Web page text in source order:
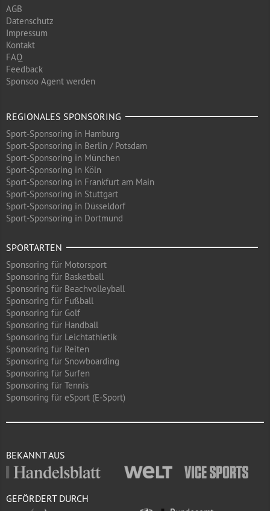
AGB
Datenschutz
Impressum
Kontakt
FAQ
Feedback
Sponsoo Agent werden
REGIONALES SPONSORING
Sport-Sponsoring in Hamburg
Sport-Sponsoring in Berlin / Potsdam
Sport-Sponsoring in München
Sport-Sponsoring in Köln
Sport-Sponsoring in Frankfurt am Main
Sport-Sponsoring in Stuttgart
Sport-Sponsoring in Düsseldorf
Sport-Sponsoring in Dortmund
SPORTARTEN
Sponsoring für Motorsport
Sponsoring für Basketball
Sponsoring für Beachvolleyball
Sponsoring für Fußball
Sponsoring für Golf
Sponsoring für Handball
Sponsoring für Leichtathletik
Sponsoring für Reiten
Sponsoring für Snowboarding
Sponsoring für Surfen
Sponsoring für Tennis
Sponsoring für eSport (E-Sport)
BEKANNT AUS
GEFÖRDERT DURCH